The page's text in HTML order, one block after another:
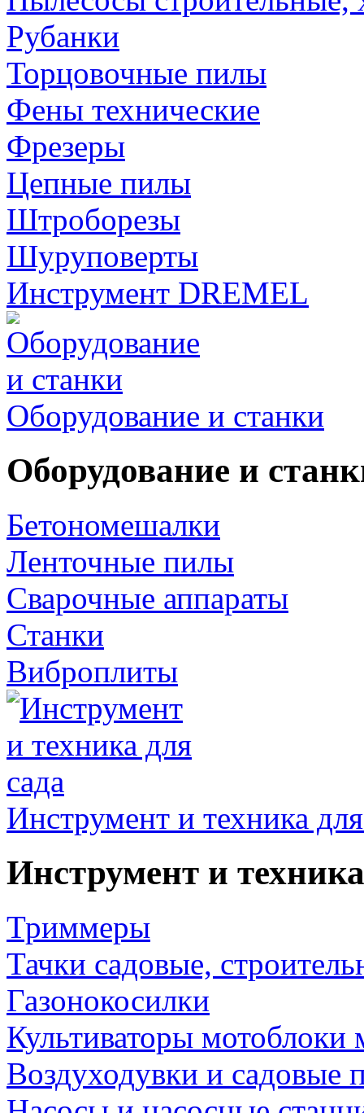
Рубанки
Торцовочные пилы
Фены технические
Фрезеры
Цепные пилы
Штроборезы
Шуруповерты
Инструмент DREMEL
Оборудование и станки
Оборудование и
Бетономешалки
Ленточные пилы
Сварочные аппараты
Станки
Виброплиты
Инструмент и техника
Инструмент и
Триммеры
Тачки садовые,
Газонокосилки
Культиваторы мотоблоки
Воздуходувки и садовые